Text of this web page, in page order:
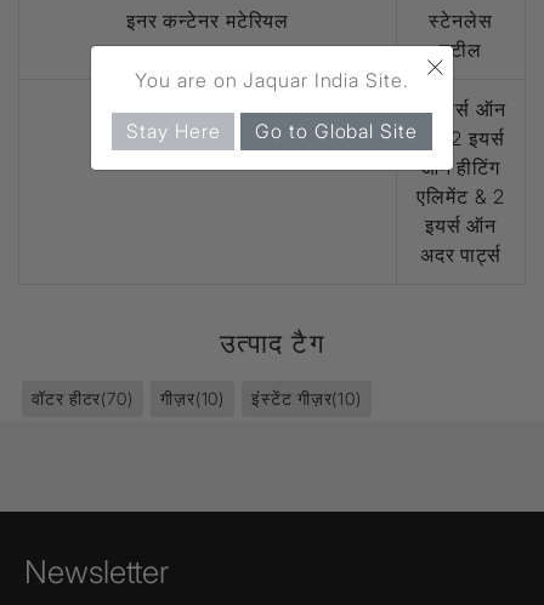
इनर कन्टेनर मटेरियल
स्टेनलेस
स्टील
वॉरन्टी
5 इयर्स ऑन
टैंक,2 इयर्स
ऑन हीटिंग
एलिमेंट & 2
इयर्स ऑन
अदर पार्ट्स
उत्पाद टैग
वॉटर हीटर(70) गीज़र(10) इंस्टेंट गीज़र(10)
Newsletter
×
You are on Jaquar India Site.
Stay Here Go to Global Site